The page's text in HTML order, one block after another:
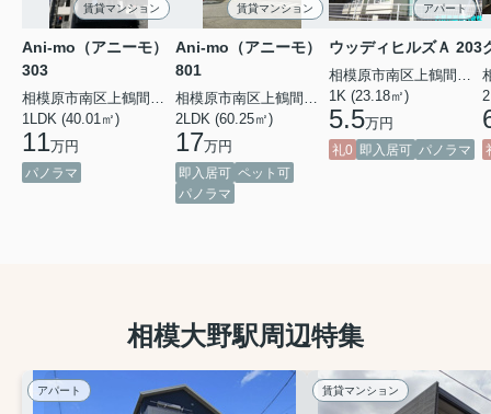
賃貸マンション
Ani-mo（アニーモ）
303
相模原市南区上鶴間本町３丁目
1LDK (40.01㎡)
11万円
パノラマ
賃貸マンション
Ani-mo（アニーモ）
801
相模原市南区上鶴間本町３丁目
2LDK (60.25㎡)
17万円
即入居可 ペット可
パノラマ
アパート
ウッディヒルズＡ 203
相模原市南区上鶴間本町２丁目
1K (23.18㎡)
5.5万円
礼0 即入居可 パノラマ
相模大野駅周辺特集
アパート 賃貸マンション